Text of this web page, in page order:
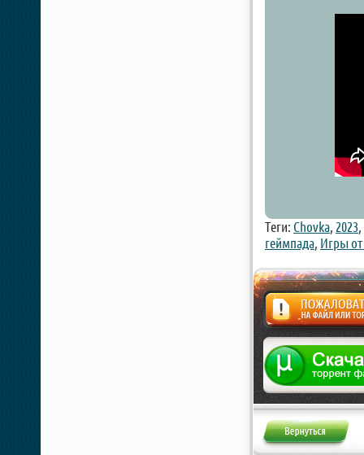
Теги: Chovka, 2023,
геймпада, Игры от
Жалоба